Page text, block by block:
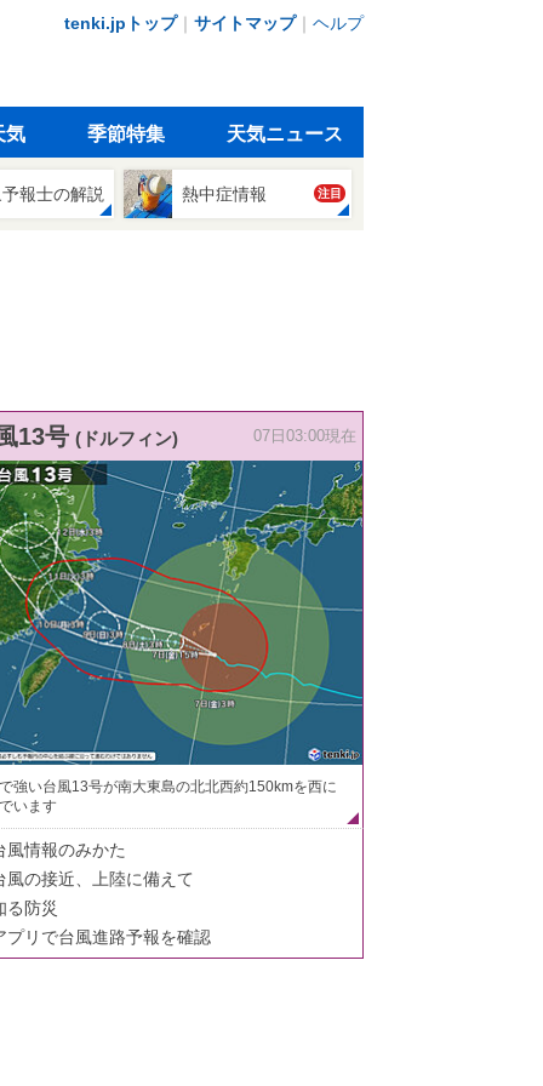
tenki.jpトップ｜ サイトマップ｜ ヘルプ
気 季節特集 天気ニュース
報士の解説 熱中症情報 注目
13号 (ドルフィン) 07日03:00現在
強い台風13号が南大東島の北北西約150kmを西に
います
風情報のみかた
風の接近、上陸に備えて
る防災
プリで台風進路予報を確認